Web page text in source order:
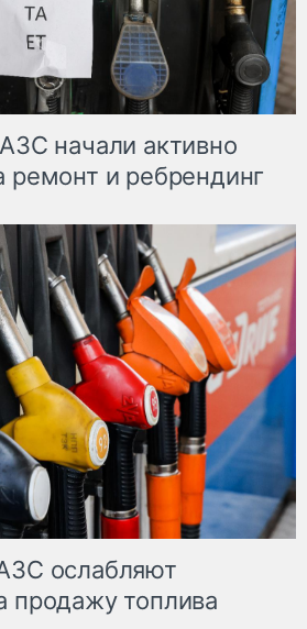
начали активно
ремонт и ребрендинг
ослабляют
продажу топлива